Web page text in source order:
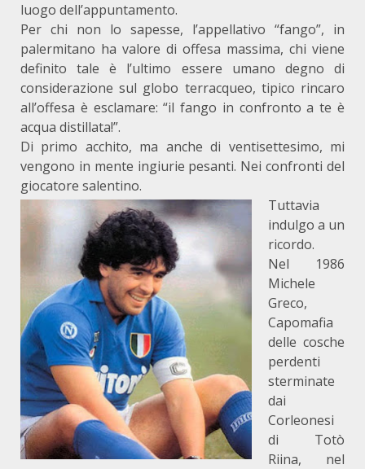
luogo dell’appuntamento.
Per chi non lo sapesse, l’appellativo “fango”, in
palermitano ha valore di offesa massima, chi viene
definito tale è l’ultimo essere umano degno di
considerazione sul globo terracqueo, tipico rincaro
all’offesa è esclamare: “il fango in confronto a te è
acqua distillata!”.
Di primo acchito, ma anche di ventisettesimo, mi
vengono in mente ingiurie pesanti. Nei confronti del
giocatore salentino.
Tuttavia
indulgo a un
ricordo.
Nel 1986
Michele
Greco,
Capomafia
delle cosche
perdenti
sterminate
dai
Corleonesi
di Totò
Riina, nel